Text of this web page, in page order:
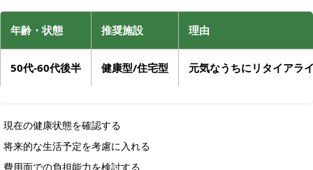
年齢・状態 推奨施設 理由
50代-60代後半 健康型/住宅型 元気なうちにリタイアラ
現在の健康状態を確認する
将来的な生活予定を考慮に入れる
費用面での負担能力を検討する